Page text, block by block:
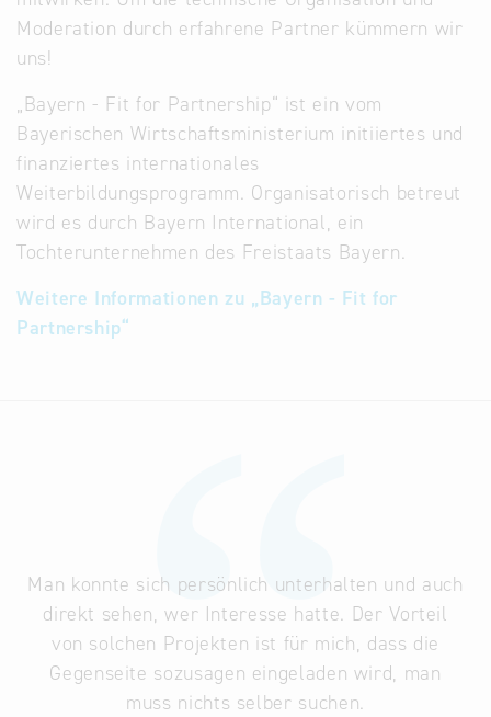
Moderation durch erfahrene Partner kümmern wir
uns!
„Bayern - Fit for Partnership“ ist ein vom
Bayerischen Wirtschaftsministerium initiiertes und
finanziertes internationales
Weiterbildungsprogramm. Organisatorisch betreut
wird es durch Bayern International, ein
Tochterunternehmen des Freistaats Bayern.
Weitere Informationen zu „Bayern - Fit for
Partnership“
Man konnte sich persönlich unterhalten und auch
direkt sehen, wer Interesse hatte. Der Vorteil
von solchen Projekten ist für mich, dass die
Gegenseite sozusagen eingeladen wird, man
muss nichts selber suchen.